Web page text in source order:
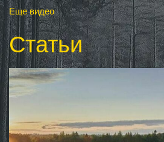
Еще видео
Статьи